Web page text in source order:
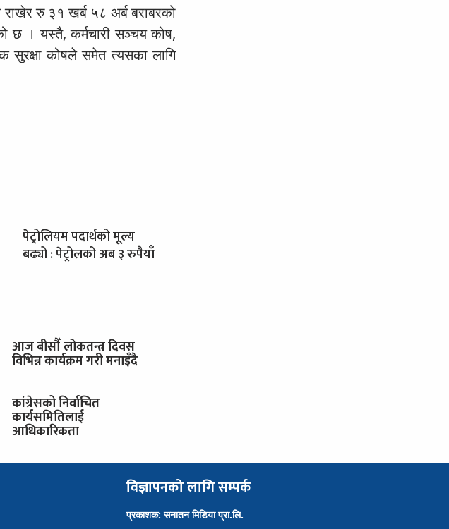
रु ३१ खर्ब ५८ अर्ब बराबरको
छ । यस्तै, कर्मचारी सञ्चय कोष,
सुरक्षा कोषले समेत त्यसका लागि
पेट्रोलियम पदार्थको मूल्य
बढ्यो : पेट्रोलको अब ३ रुपैयाँ
आज बीसौँ लोकतन्त्र दिवस
विभिन्न कार्यक्रम गरी मनाइँदै
कांग्रेसको निर्वाचित
कार्यसमितिलाई
आधिकारिकता
विज्ञापनको लागि सम्पर्क
प्रकाशक: सनातन मिडिया प्रा.लि.